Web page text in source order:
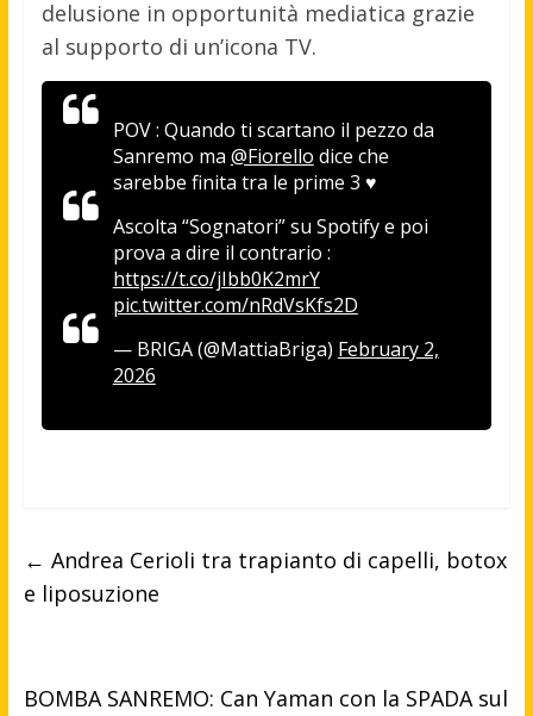
delusione in opportunità mediatica grazie
al supporto di un’icona TV.
POV : Quando ti scartano il pezzo da
Sanremo ma @Fiorello dice che
sarebbe finita tra le prime 3 ♥️
Ascolta “Sognatori” su Spotify e poi
prova a dire il contrario :
https://t.co/jIbb0K2mrY
pic.twitter.com/nRdVsKfs2D
— BRIGA (@MattiaBriga) February 2,
2026
← Andrea Cerioli tra trapianto di capelli, botox
e liposuzione
BOMBA SANREMO: Can Yaman con la SPADA sul